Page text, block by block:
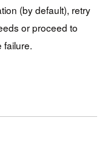
(by default), retry
or proceed to
failure.